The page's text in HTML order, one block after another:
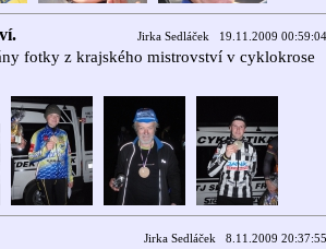
Jirka Sedláček 19.11.2009 00:59:04
fotky z krajského mistrovství v cyklokrose
Jirka Sedláček 8.11.2009 20:37:55